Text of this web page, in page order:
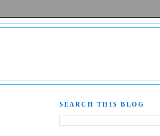
SEARCH THIS BLOG